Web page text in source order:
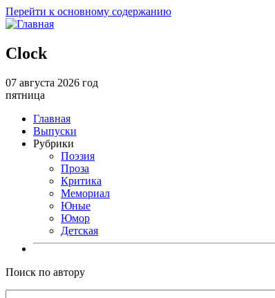
Перейти к основному содержанию
Clock
07 августа 2026 год
пятница
Главная
Выпуски
Рубрики
Поэзия
Проза
Критика
Мемориал
Юные
Юмор
Детская
Поиск по автору